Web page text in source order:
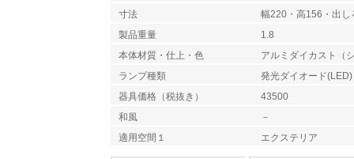
寸法
幅220・高156・出し
製品重量
1.8
本体材質・仕上・色
アルミダイカスト（
ランプ種類
発光ダイオード(LED)
器具価格（税抜き）
43500
和風
－
適用空間１
エクステリア